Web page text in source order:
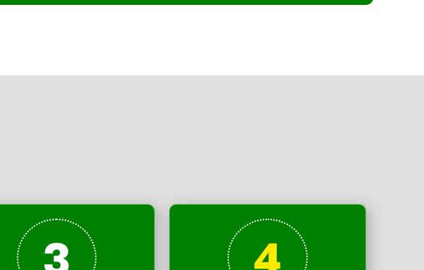
3 4